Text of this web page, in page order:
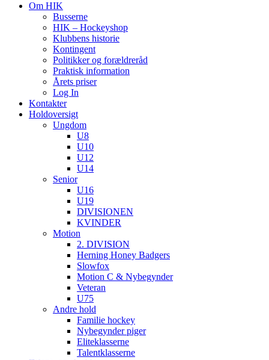
Om HIK
Busserne
HIK – Hockeyshop
Klubbens historie
Kontingent
Politikker og forældreråd
Praktisk information
Årets priser
Log In
Kontakter
Holdoversigt
Ungdom
U8
U10
U12
U14
Senior
U16
U19
DIVISIONEN
KVINDER
Motion
2. DIVISION
Herning Honey Badgers
Slowfox
Motion C & Nybegynder
Veteran
U75
Andre hold
Familie hockey
Nybegynder piger
Eliteklasserne
Talentklasserne